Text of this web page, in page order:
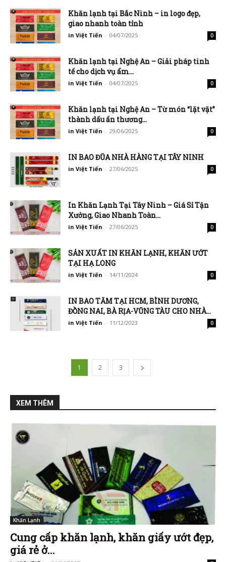
Khăn lạnh tại Bắc Ninh – in logo đẹp,
giao nhanh toàn tỉnh
in Việt Tiến - 04/07/2025 0
Khăn lạnh tại Nghệ An – Giải pháp tinh
tế cho dịch vụ ẩm...
in Việt Tiến - 04/07/2025 0
Khăn lạnh tại Nghệ An – Từ món “lặt vặt”
thành dấu ấn thương...
in Việt Tiến - 29/06/2025 0
IN BAO ĐŨA NHÀ HÀNG TẠI TÂY NINH
in Việt Tiến - 27/06/2025 0
In Khăn Lạnh Tại Tây Ninh – Giá Sỉ Tận
Xưởng, Giao Nhanh Toàn...
in Việt Tiến - 27/06/2025 0
SẢN XUẤT IN KHĂN LẠNH, KHĂN ƯỚT
TẠI HẠ LONG
in Việt Tiến - 14/11/2024 0
IN BAO TĂM TẠI HCM, BÌNH DƯƠNG,
ĐỒNG NAI, BÀ RỊA-VŨNG TÀU CHO NHÀ...
in Việt Tiến - 11/12/2023 0
1 2 3
XEM THÊM
Khăn Lạnh
Cung cấp khăn lạnh, khăn giấy ướt đẹp,
giá rẻ ở...